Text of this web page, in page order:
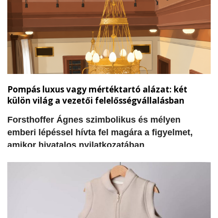
hiányzik: a világos koncepció arra vonatkozóan,
hogy miként lehetne hasznosítani az egyes
épületeket, valamint a szükséges pénzügyi
források megteremtése.
Pompás luxus vagy mértéktartó alázat: két
külön világ a vezetői felelősségvállalásban
Forsthoffer Ágnes szimbolikus és mélyen
emberi lépéssel hívta fel magára a figyelmet,
amikor hivatalos nyilatkozatában
elnöki rezidencia használatát és a szolgálati
gépjárművet. A döntés nem csupán egy
adminisztratív intézkedés, hanem szívből jövő
kiállás a józan mértéktartás, az alázat és a